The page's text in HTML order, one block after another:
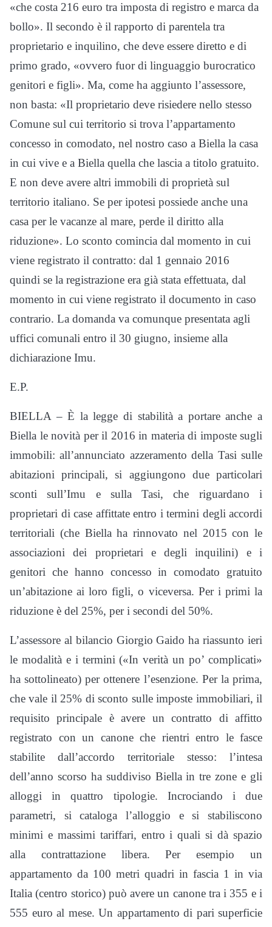
«che costa 216 euro tra imposta di registro e marca da
bollo». Il secondo è il rapporto di parentela tra
proprietario e inquilino, che deve essere diretto e di
primo grado, «ovvero fuor di linguaggio burocratico
genitori e figli». Ma, come ha aggiunto l’assessore,
non basta: «Il proprietario deve risiedere nello stesso
Comune sul cui territorio si trova l’appartamento
concesso in comodato, nel nostro caso a Biella la casa
in cui vive e a Biella quella che lascia a titolo gratuito.
E non deve avere altri immobili di proprietà sul
territorio italiano. Se per ipotesi possiede anche una
casa per le vacanze al mare, perde il diritto alla
riduzione». Lo sconto comincia dal momento in cui
viene registrato il contratto: dal 1 gennaio 2016
quindi se la registrazione era già stata effettuata, dal
momento in cui viene registrato il documento in caso
contrario. La domanda va comunque presentata agli
uffici comunali entro il 30 giugno, insieme alla
dichiarazione Imu.
E.P.
BIELLA – È la legge di stabilità a portare anche a
Biella le novità per il 2016 in materia di imposte sugli
immobili: all’annunciato azzeramento della Tasi sulle
abitazioni principali, si aggiungono due particolari
sconti sull’Imu e sulla Tasi, che riguardano i
proprietari di case affittate entro i termini degli accordi
territoriali (che Biella ha rinnovato nel 2015 con le
associazioni dei proprietari e degli inquilini) e i
genitori che hanno concesso in comodato gratuito
un’abitazione ai loro figli, o viceversa. Per i primi la
riduzione è del 25%, per i secondi del 50%.
L’assessore al bilancio Giorgio Gaido ha riassunto ieri
le modalità e i termini («In verità un po’ complicati»
ha sottolineato) per ottenere l’esenzione. Per la prima,
che vale il 25% di sconto sulle imposte immobiliari, il
requisito principale è avere un contratto di affitto
registrato con un canone che rientri entro le fasce
stabilite dall’accordo territoriale stesso: l’intesa
dell’anno scorso ha suddiviso Biella in tre zone e gli
alloggi in quattro tipologie. Incrociando i due
parametri, si cataloga l’alloggio e si stabiliscono
minimi e massimi tariffari, entro i quali si dà spazio
alla contrattazione libera. Per esempio un
appartamento da 100 metri quadri in fascia 1 in via
Italia (centro storico) può avere un canone tra i 355 e i
555 euro al mese. Un appartamento di pari superficie